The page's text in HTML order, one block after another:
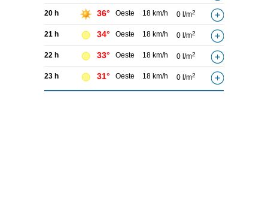
20 h 36° Oeste 18 km/h 0 l/m2
21 h 34° Oeste 18 km/h 0 l/m2
22 h 33° Oeste 18 km/h 0 l/m2
23 h 31° Oeste 18 km/h 0 l/m2